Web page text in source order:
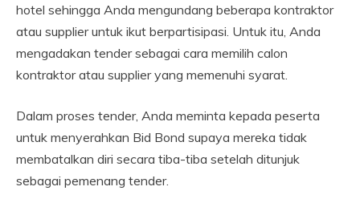
hotel sehingga Anda mengundang beberapa kontraktor
atau supplier untuk ikut berpartisipasi. Untuk itu, Anda
mengadakan tender sebagai cara memilih calon
kontraktor atau supplier yang memenuhi syarat.
Dalam proses tender, Anda meminta kepada peserta
untuk menyerahkan Bid Bond supaya mereka tidak
membatalkan diri secara tiba-tiba setelah ditunjuk
sebagai pemenang tender.